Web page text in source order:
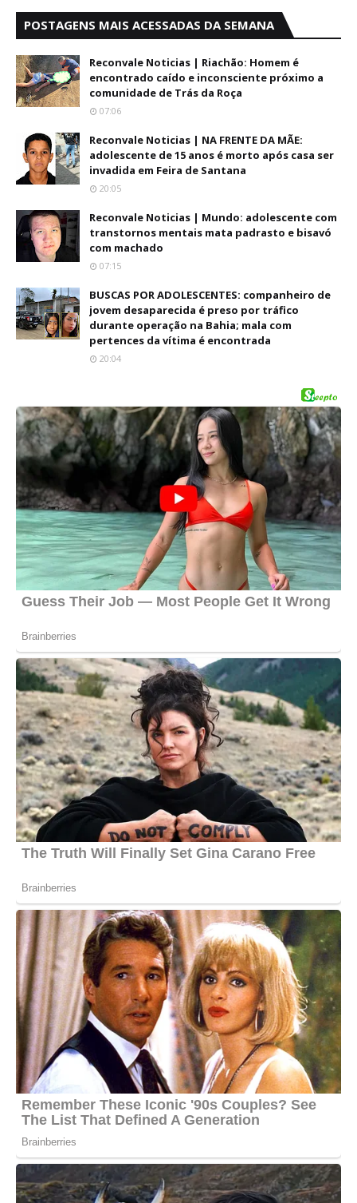
POSTAGENS MAIS ACESSADAS DA SEMANA
Reconvale Noticias | Riachão: Homem é
encontrado caído e inconsciente próximo a
comunidade de Trás da Roça
07:06
Reconvale Noticias | NA FRENTE DA MÃE:
adolescente de 15 anos é morto após casa ser
invadida em Feira de Santana
20:05
Reconvale Noticias | Mundo: adolescente com
transtornos mentais mata padrasto e bisavó
com machado
07:15
BUSCAS POR ADOLESCENTES: companheiro de
jovem desaparecida é preso por tráfico
durante operação na Bahia; mala com
pertences da vítima é encontrada
20:04